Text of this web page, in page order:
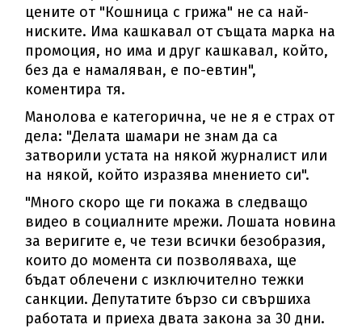
цените от "Кошница с грижа" не са най-
ниските. Има кашкавал от същата марка на
промоция, но има и друг кашкавал, който,
без да е намаляван, е по-евтин",
коментира тя.
Манолова е категорична, че не я е страх от
дела: "Делата шамари не знам да са
затворили устата на някой журналист или
на някой, който изразява мнението си".
"Много скоро ще ги покажа в следващо
видео в социалните мрежи. Лошата новина
за веригите е, че тези всички безобразия,
които до момента си позволяваха, ще
бъдат облечени с изключително тежки
санкции. Депутатите бързо си свършиха
работата и приеха двата закона за 30 дни.